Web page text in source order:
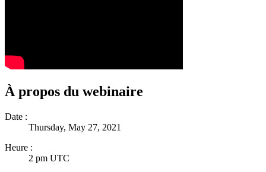
À propos du webinaire
Date :
Thursday, May 27, 2021
Heure :
2 pm UTC